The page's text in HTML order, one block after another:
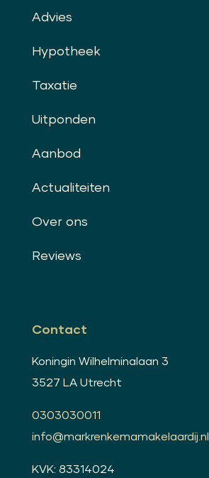
Advies
Hypotheek
Taxatie
Uitponden
Aanbod
Actualiteiten
Over ons
Reviews
Contact
Koningin Wilhelminalaan 3
3527 LA Utrecht
0303030011
info@markrenkemamakelaardij.nl
KVK: 83314024